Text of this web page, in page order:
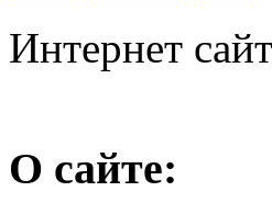
Интернет
О сайте: